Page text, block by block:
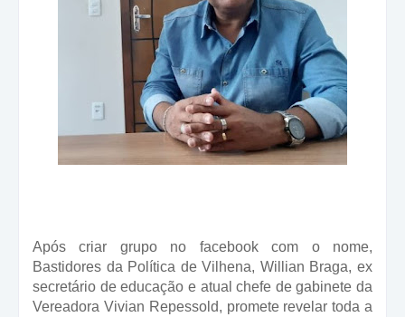
Após criar grupo no facebook com o nome,
Bastidores da Política de Vilhena, Willian Braga, ex
secretário de educação e atual chefe de gabinete da
Vereadora Vivian Repessold, promete revelar toda a